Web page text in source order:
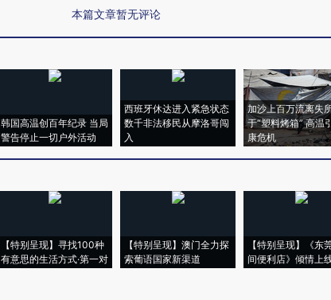
本篇文章暂无评论
韩国高温创百年纪录 当局
警告停止一切户外活动
西班牙休达进入紧急状态
数千非法移民从摩洛哥闯
入
加沙上百万流离失
于“塑料烤箱” 高温
康危机
【特别呈现】寻找100种
有意思的生活方式·第一对
【特别呈现】澳门全力探
索葡语国家新渠道
【特别呈现】《东
间便利店》倾情上